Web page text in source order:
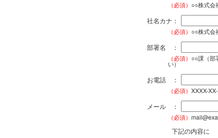
（必須） ○○株式会
社名カナ：
（必須） ○○株式会
部署名 ：
（必須） ○○課（部
い）
お電話 ：
（必須） XXXX-
メール ：
（必須）
下記の内容に